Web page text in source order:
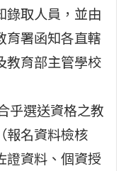
錄取人員，並由
育署函知各直轄
教育部主管學校
乎選送資格之教
報名資料檢核
證資料、個資授